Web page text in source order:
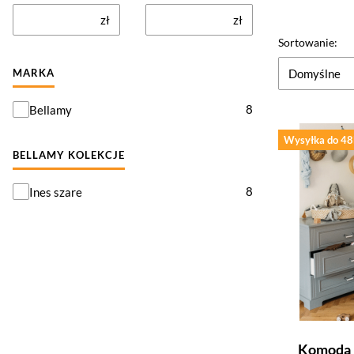
zł
zł
MARKA
Marka
Bellamy 8
BELLAMY KOLEKCJE
BELLAMY kolekcje
Ines szare 8
Lista
Sortowanie:
Domyślne
Wysyłka do